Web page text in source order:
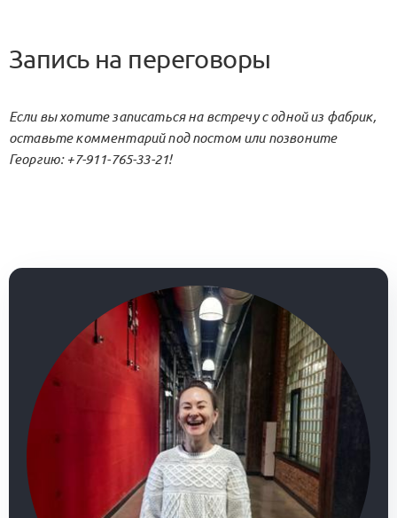
Запись на переговоры
Если вы хотите записаться на встречу с одной из фабрик,
оставьте комментарий под постом или позвоните
Георгию: +7-911-765-33-21!